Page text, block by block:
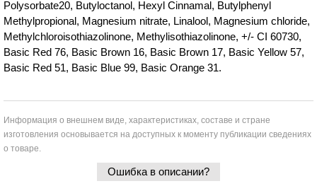
Polysorbate20, Butyloctanol, Hexyl Cinnamal, Butylphenyl
Methylpropional, Magnesium nitrate, Linalool, Magnesium chloride,
Methylchloroisothiazolinone, Methylisothiazolinone, +/- CI 60730,
Basic Red 76, Basic Brown 16, Basic Brown 17, Basic Yellow 57,
Basic Red 51, Basic Blue 99, Basic Orange 31.
Информация о внешнем виде, характеристиках, составе и стране
изготовления основывается на доступных к моменту публикации сведениях
о товаре.
Ошибка в описании?